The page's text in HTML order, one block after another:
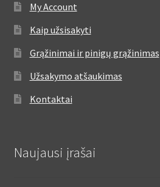
My Account
Kaip užsisakyti
Grąžinimai ir pinigų grąžinimas
Užsakymo atšaukimas
Kontaktai
Naujausi įrašai